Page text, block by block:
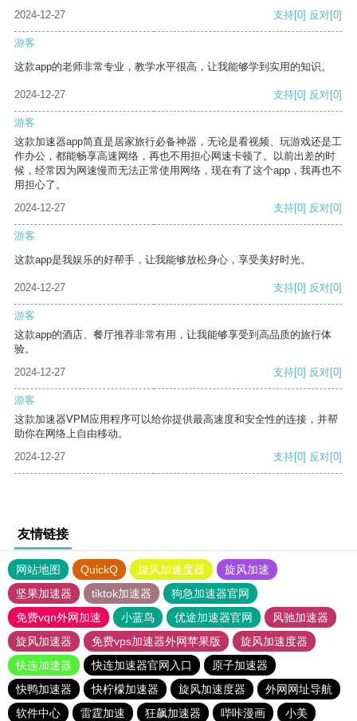
2024-12-27
支持[0] 反对[0]
游客
这款app的老师非常专业，教学水平很高，让我能够学到实用的知识。
2024-12-27 支持[0] 反对[0]
游客
这款加速器app简直是居家旅行必备神器，无论是看视频、玩游戏还是工
作办公，都能畅享高速网络，再也不用担心网速卡顿了。以前出差的时
候，经常因为网速慢而无法正常使用网络，现在有了这个app，我再也不
用担心了。
2024-12-27
支持[0] 反对[0]
游客
这款app是我娱乐的好帮手，让我能够放松身心，享受美好时光。
2024-12-27 支持[0] 反对[0]
游客
这款app的酒店、餐厅推荐非常有用，让我能够享受到高品质的旅行体
验。
2024-12-27
支持[0] 反对[0]
游客
这款加速器VPM应用程序可以给你提供最高速度和安全性的连接，并帮
助你在网络上自由移动。
2024-12-27
支持[0] 反对[0]
友情链接
网站地图 QuickQ 旋风加速度器
旋风加速
坚果加速器
tiktok加速器
狗急加速器官网
免费vqn外网加速
小蓝鸟 优途加速器官网
风驰加速器
旋风加速器
免费vps加速器外网苹果版
旋风加速度器
快连加速器
快连加速器官网入口
原子加速器
快鸭加速器
快柠檬加速器 旋风加速度器
外网网址导航
软件中心
雷霆加速 狂飙加速器 哔咔漫画
小美